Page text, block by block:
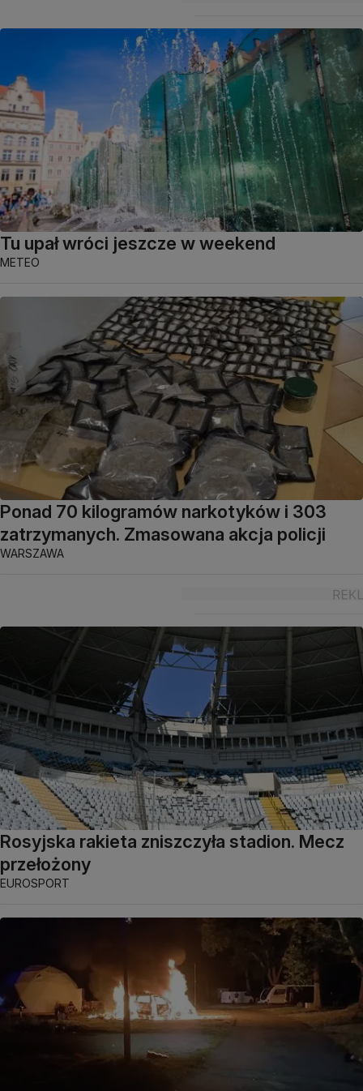
Tu upał wróci jeszcze w weekend
METEO
Ponad 70 kilogramów narkotyków i 303
zatrzymanych. Zmasowana akcja policji
WARSZAWA
Rosyjska rakieta zniszczyła stadion. Mecz
przełożony
EUROSPORT